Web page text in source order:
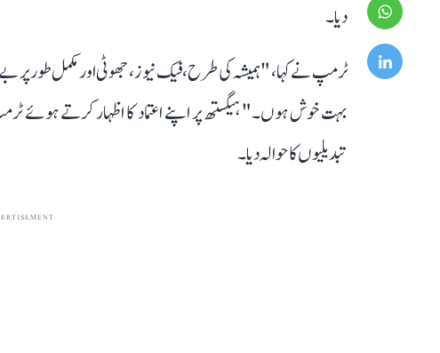
دیا۔
ٹرمپ نے کہا، "ہمیشہ کی طرح، فیک نیوز ، جھوٹی اور مکمل طور پر
بہت خوش ہوں۔" ہیگستھ پر اپنے اعتماد کا اظہار کرتے ہوئے
تبدیلیوں کا حوالہ دیا۔